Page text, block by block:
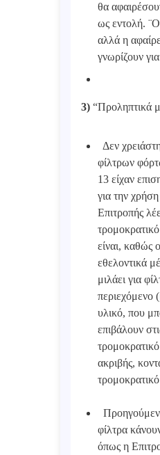
θα
ως εντολή.
αλλά η
γνωρίζουν
3) “Προληπτικά
Δεν
φίλτρων
13 είχαν
για την
Επιτροπής
είναι, καθώς
εθελοντικά
μιλάει για
περιεχόμενο
υλικό, που
επιβάλουν
ακριβής,
φίλτρα
όπως η